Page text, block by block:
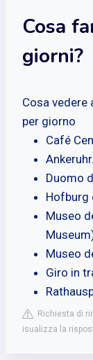
Cosa
giorni?
Cosa vedere
per giorno
Café
Ankeruhr.
Duomo
Hofburg
Museo
Museo
Giro in
Richiesta di
isualizza la